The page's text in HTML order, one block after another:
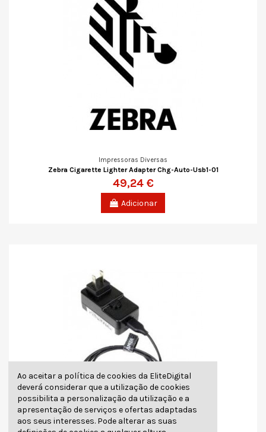
Impressoras Diversas
Zebra Cigarette Lighter Adapter Chg-Auto-Usb1-01
49,24 €
Adicionar
Ao aceitar a política de cookies da EliteDigital
deverá considerar que a utilização de cookies
possibilita a personalização da utilização e a
apresentação de serviços e ofertas adaptadas
aos seus interesses. Pode alterar as suas